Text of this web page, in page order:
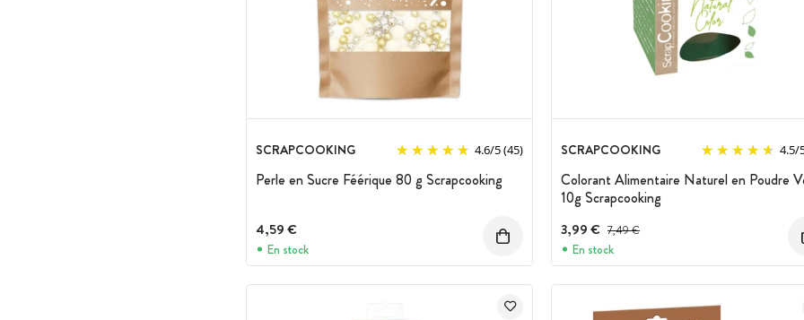
SCRAPCOOKING 4.6/5(45)
Perle en Sucre Féérique 80 g Scrapcooking
4,59 €
En stock
SCRAPCOOKING 4.5/
Colorant Alimentaire Naturel en Poudre
10g Scrapcooking
3,99 € Prix avant réduction :
7,49 €
En stock